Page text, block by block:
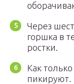
Через
горшка в
ростки.
Как
пикируют.